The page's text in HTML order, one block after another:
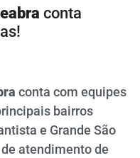
conta
conta com equipes
bairros
e Grande São
atendimento de